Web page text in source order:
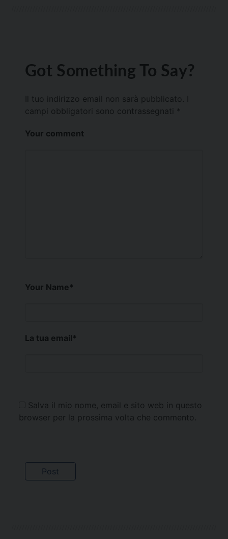
Got Something To Say?
Il tuo indirizzo email non sarà pubblicato.
campi obbligatori sono contrassegnati *
Your comment
Your Name*
La tua email*
Salva il mio nome, email e sito web in questo
browser per la prossima volta che commento.